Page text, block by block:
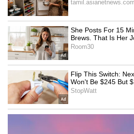
kodaikanal ooty entry
கொடைக்கானலில் பாறை
விபத்து
கொடைக்கானலில் கடந்த
கனமழை பெய்து